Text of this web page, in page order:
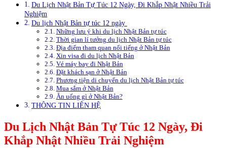
Du Lịch Nhật Bản Tự Túc 12 Ngày, Đi Khắp Nhật Nhiều Trải
Nghiệm
Du lịch Nhật Bản tự túc 12 ngày
Những lưu ý khi du lịch Nhật Bản tự túc
Thời gian lí tưởng du lịch Nhật Bản tự túc
Địa điểm tham quan nổi tiếng ở Nhật Bản
Xin visa đi du lịch Nhật Bản
Vé máy bay đi Nhật Bản
Đặt khách sạn ở Nhật Bản
Phương tiện di chuyển du lịch Nhật Bản tự túc
Mua sắm ở Nhật Bản
Ăn uống gì ở Nhật Bản?
THÔNG TIN LIÊN HỆ
Du Lịch Nhật Bản Tự Túc 12 Ngày, Đi
Khắp Nhật Nhiều Trải Nghiệm